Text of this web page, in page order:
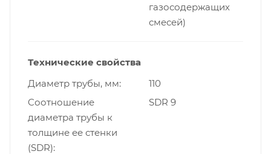
газосодержащих
смесей)
Технические свойства
Диаметр трубы, мм
110
Cоотношение
диаметра трубы к
толщине ее стенки
(SDR)
SDR 9